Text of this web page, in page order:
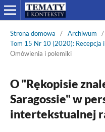
Strona domowa / Archiwum
/
Tom 15 Nr 10 (2020): Recepcja
Omówienia i polemiki
O "Rękopisie
Saragossie" w
intertekstualnej